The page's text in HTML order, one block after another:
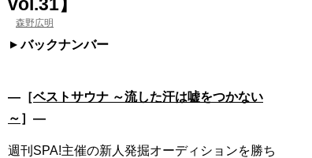
森野広明
バックナンバー
―［ベストサウナ ～流した汗は嘘をつかない
～ ］―
週刊SPA!主催の新人発掘オーディションを勝ち